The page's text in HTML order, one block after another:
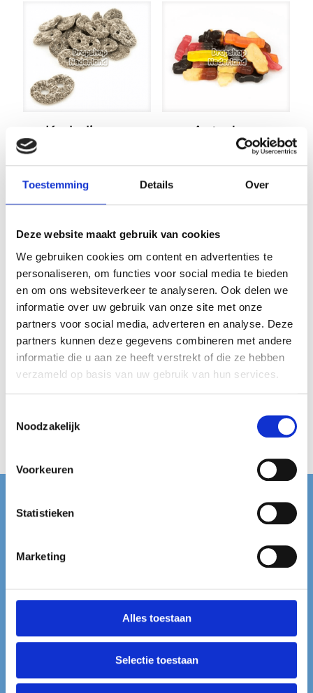
Toestemming Details Over
Deze website maakt gebruik van cookies
We gebruiken cookies om content en advertenties te
personaliseren, om functies voor social media te bieden
en om ons websiteverkeer te analyseren. Ook delen we
informatie over uw gebruik van onze site met onze
partners voor social media, adverteren en analyse. Deze
partners kunnen deze gegevens combineren met andere
informatie die u aan ze heeft verstrekt of die ze hebben
verzameld op basis van uw gebruik van hun services.
Noodzakelijk
Voorkeuren
Statistieken
Marketing
Alles toestaan
Selectie toestaan
Krakelingen
gram
€3,49
Autodrop
Total Loss
200 gram
Kindly
gr.
0628590070
info@dropshopnederland.nl
KVK-nummer: 75886634